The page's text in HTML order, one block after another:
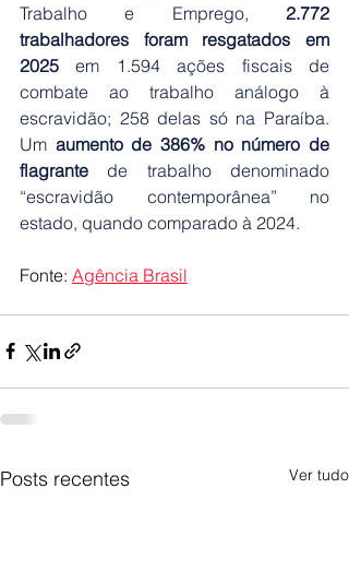
Trabalho e Emprego, 2.772
trabalhadores foram resgatados em
2025 em 1.594 ações fiscais de
combate ao trabalho análogo à
escravidão; 258 delas só na Paraíba.
Um aumento de 386% no número de
flagrante de trabalho denominado
“escravidão contemporânea” no
estado, quando comparado à 2024.
Fonte: Agência Brasil
Posts recentes Ver tudo